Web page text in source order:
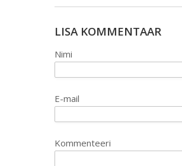
LISA KOMMENTAAR
Nimi
E-mail
Kommenteeri